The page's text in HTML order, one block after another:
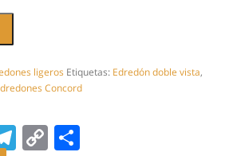
ligeros Etiquetas: Edredón doble vista,
Concord
Telegram
Copy